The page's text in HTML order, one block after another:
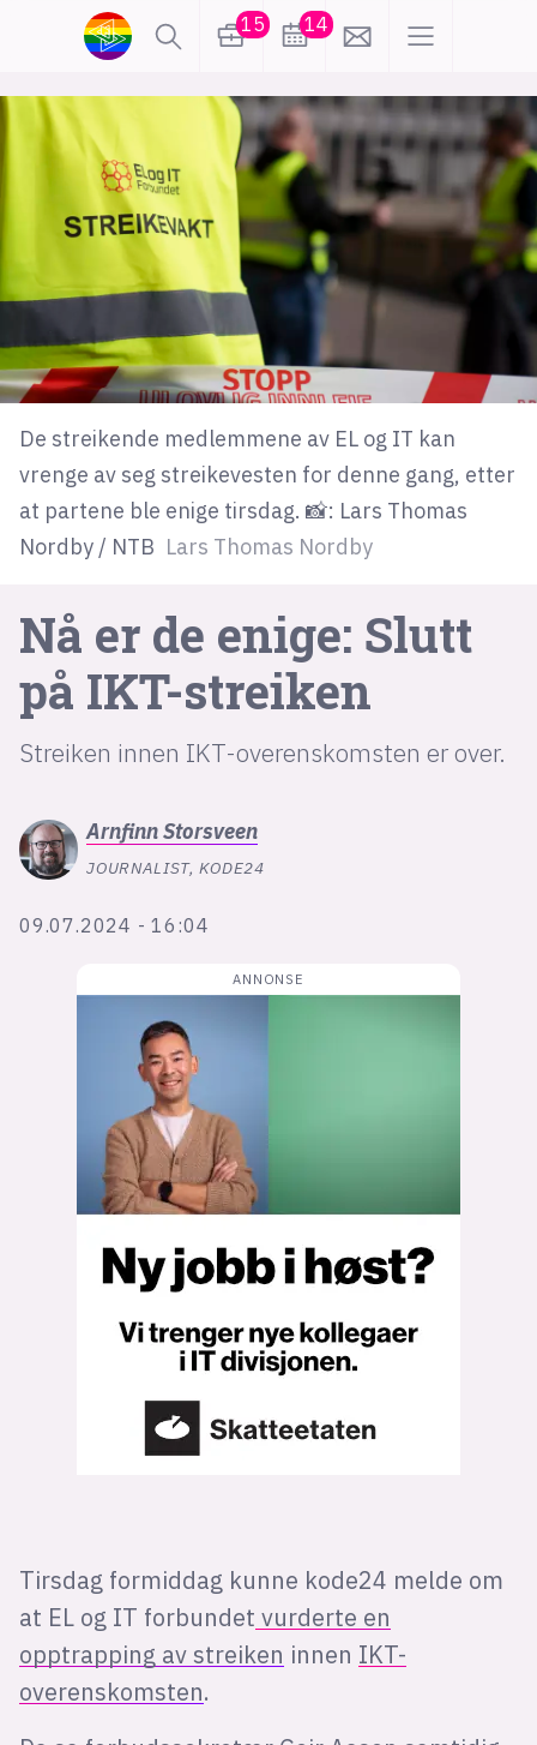
15 14
De streikende medlemmene av EL og IT kan
vrenge av seg streikevesten for denne gang, etter
at partene ble enige tirsdag. 📸: Lars Thomas
Nordby / NTB Lars Thomas Nordby
Nå er de enige: Slutt
på IKT-streiken
Streiken innen IKT-overenskomsten er over.
ArnfinnStorsveen
JOURNALIST, KODE24
09.07.2024 - 16:04
Tirsdag formiddag kunne kode24 melde om
at EL og IT forbundet vurderte en
opptrapping av streiken innen IKT-
overenskomsten.
lønn
KI
karriere
meninger
utdanning sikkerhet
kontor
frontend
backend
devops
IoT
design
tilgjengelighet
ukas koder
inn/ut
hobby
lys modus
mørk modus
kode24-klubben
Bluesky
Facebook
annonseguide
suksesshistorier
Bli firmapartner